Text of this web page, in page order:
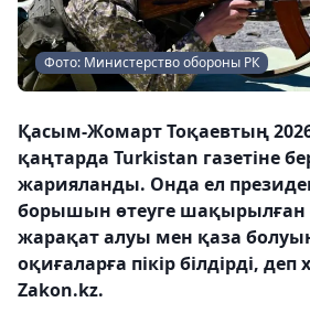
Фото: Министерство обороны РК
Қасым-Жомарт Тоқаевтың
қаңтарда Turkistan газетіне
жарияланды. Онда ел
борышын өтеуге шақырылған
жарақат алуы мен қаза
оқиғаларға пікір білдірді,
Zakon.kz.